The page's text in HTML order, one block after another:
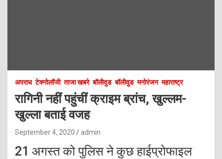
अपराध टेक्नोलॉजी ताजा खबरे बॉलीवुड बॉलीवुड मनोरंजन महाराष्ट्र
रागिनी नहीं पहुंचीं क्राइम ब्रांच, खुल्लम-
खुल्ला बताई वजह
September 4, 2020 admin
21 अगस्त को पुलिस ने कुछ हाईप्रोफाइल